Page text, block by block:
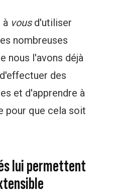
à vousd'utiliser
nombreuses
nous l'avons déjà
des
et d'apprendre à
pour que cela soit
lui permettent